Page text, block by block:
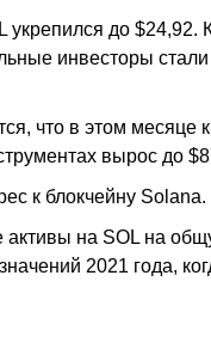
укрепился до
инвесторы
что в этом
вырос до
к блокчейну Solana.
на SOL на
2021 года,